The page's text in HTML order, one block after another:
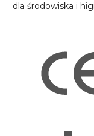
dla środowiska i